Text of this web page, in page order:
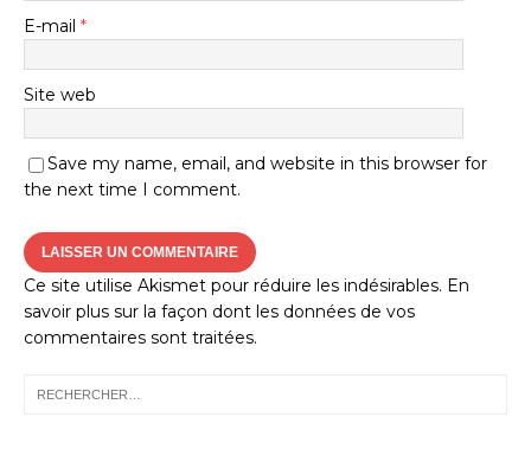
E-mail *
Site web
Save my name, email, and website in this browser for
the next time I comment.
Ce site utilise Akismet pour réduire les indésirables. En
savoir plus sur la façon dont les données de vos
commentaires sont traitées.